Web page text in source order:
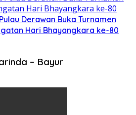
Derawan Buka Turnamen
Hari Bhayangkara ke-80
– Bayur